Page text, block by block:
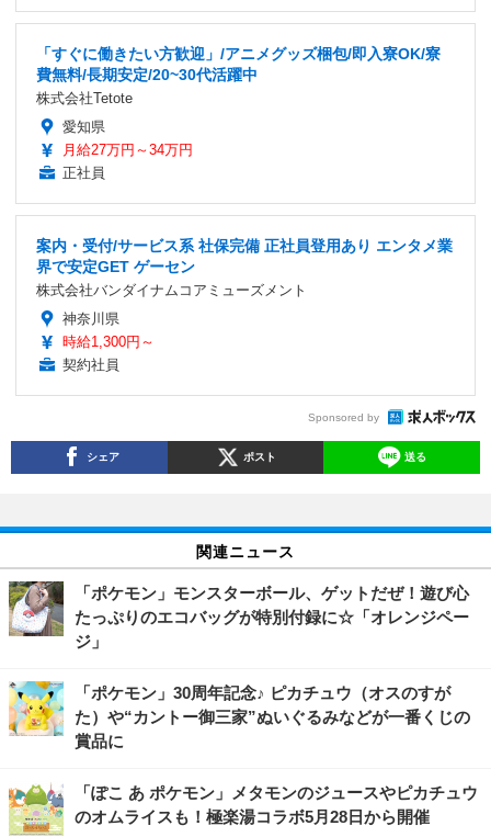
「すぐに働きたい方歓迎」/アニメグッズ梱包/即入寮OK/寮
費無料/長期安定/20~30代活躍中
株式会社Tetote
愛知県
月給27万円～34万円
正社員
案内・受付/サービス系 社保完備 正社員登用あり エンタメ業
界で安定GET ゲーセン
株式会社バンダイナムコアミューズメント
神奈川県
時給1,300円～
契約社員
Sponsored by
シェア ポスト 送る
関連ニュース
「ポケモン」モンスターボール、ゲットだぜ！遊び心
たっぷりのエコバッグが特別付録に☆「オレンジペー
ジ」
「ポケモン」30周年記念♪ ピカチュウ（オスのすが
た）や“カントー御三家”ぬいぐるみなどが一番くじの
賞品に
「ぽこ あ ポケモン」メタモンのジュースやピカチュウ
のオムライスも！極楽湯コラボ5月28日から開催